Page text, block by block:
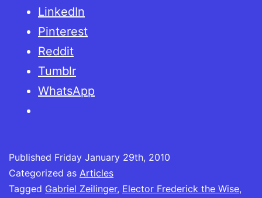
LinkedIn
Pinterest
Reddit
Tumblr
WhatsApp
Published Friday January 29th, 2010
Categorized as Articles
Tagged Gabriel Zeilinger, Elector Frederick the Wise,